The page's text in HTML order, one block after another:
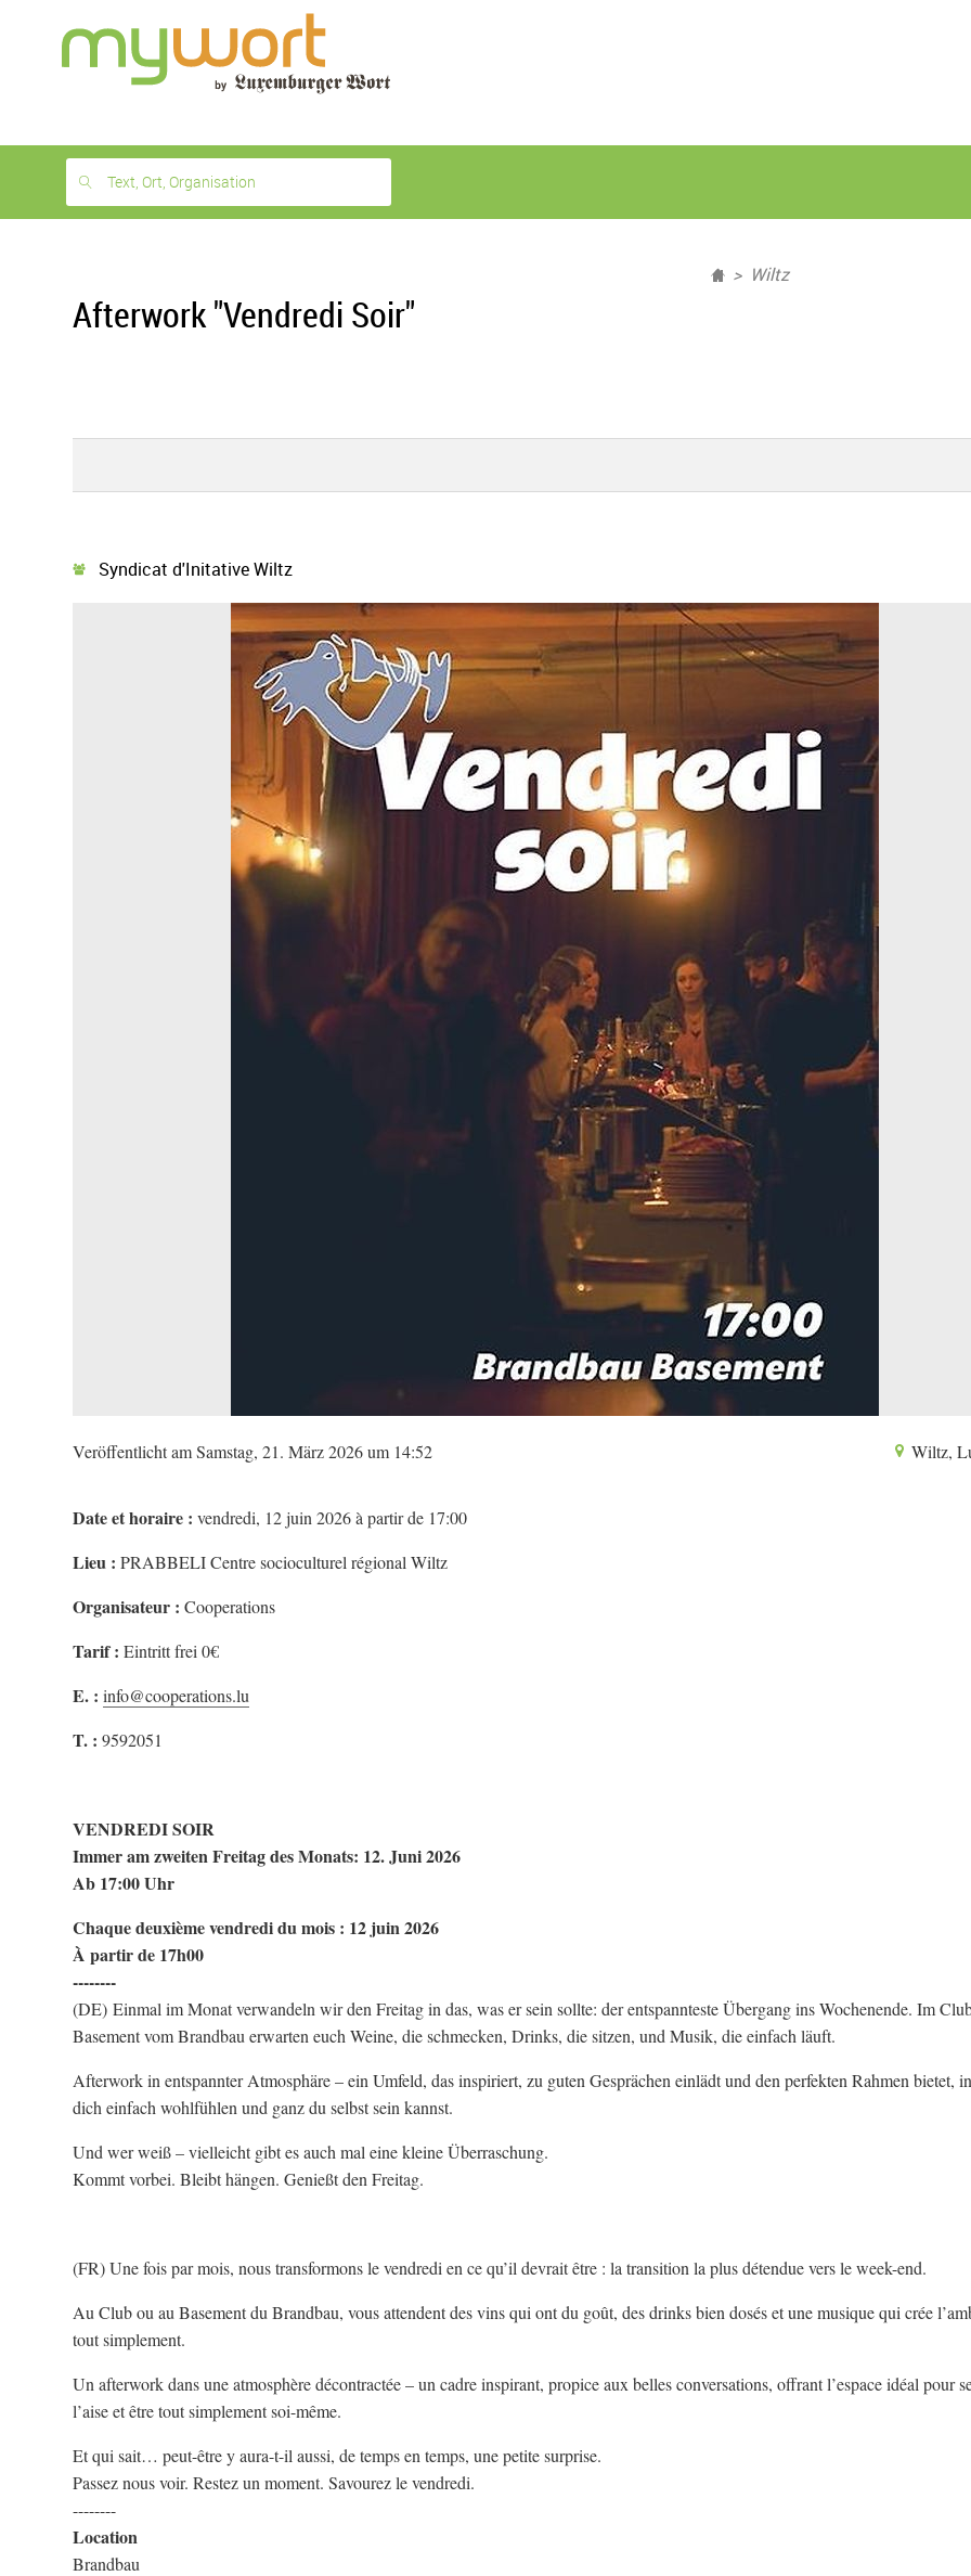
month
free
Text, Ort, Organisation
Wiltz
Afterwork "Vendredi Soir"
Syndicat d'Initative Wiltz
Veröffentlicht am Samstag, 21. März 2026 um 14:52 Wiltz,
Date et horaire : vendredi, 12 juin 2026 à partir de 17:00
Lieu : PRABBELI Centre socioculturel régional Wiltz
Organisateur : Cooperations
Tarif : Eintritt frei 0€
E. : info@cooperations.lu
T. : 9592051
VENDREDI SOIR
Immer am zweiten Freitag des Monats: 12. Juni 2026
Ab 17:00 Uhr
Chaque deuxième vendredi du mois : 12 juin 2026
À partir de 17h00
--------
(DE) Einmal im Monat verwandeln wir den Freitag in das, was er sein sollte: der entspannteste Übergang ins Wochenende. Im
Basement vom Brandbau erwarten euch Weine, die schmecken, Drinks, die sitzen, und Musik, die einfach läuft.
Afterwork in entspannter Atmosphäre – ein Umfeld, das inspiriert, zu guten Gesprächen einlädt und den perfekten Rahmen bietet,
dich einfach wohlfühlen und ganz du selbst sein kannst.
Und wer weiß – vielleicht gibt es auch mal eine kleine Überraschung.
Kommt vorbei. Bleibt hängen. Genießt den Freitag.
(FR) Une fois par mois, nous transformons le vendredi en ce qu’il devrait être : la transition la plus détendue vers le week-end.
Au Club ou au Basement du Brandbau, vous attendent des vins qui ont du goût, des drinks bien dosés et une musique qui crée
tout simplement.
Un afterwork dans une atmosphère décontractée – un cadre inspirant, propice aux belles conversations, offrant l’espace idéal pour
l’aise et être tout simplement soi-même.
Et qui sait… peut-être y aura-t-il aussi, de temps en temps, une petite surprise.
Passez nous voir. Restez un moment. Savourez le vendredi.
--------
Location
Brandbau